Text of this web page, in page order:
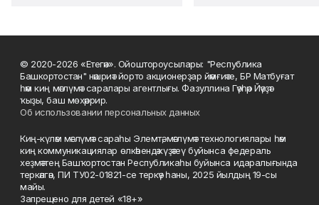
© 2020-2026 «Етегән». Ойоштороусылары: "Республика
Башкортостан" нәшриәт йорто акционерҙар йәмғиәте, БР Матбуғат
һәм киң мәғлүмәт саралары агентлығы. Фазуллина Гәүһәр Йәүҙәт
ҡыҙы, баш мөхәррир.
Об использовании персональных данных
Киң-күләм мәғлүмәт сараһы Элемтә, мәғлүмәт технологиялары һәм
киң коммуникациялар өлкәһендә күҙәтеү буйынса федераль
хеҙмәттең Башҡортостан Республикаһы буйынса идаралығында
теркәлгән, ПИ ТУ02-01821-се теркәү һаны, 2025 йылдың 19-сы
майы.
Запрещено для детей «18+»